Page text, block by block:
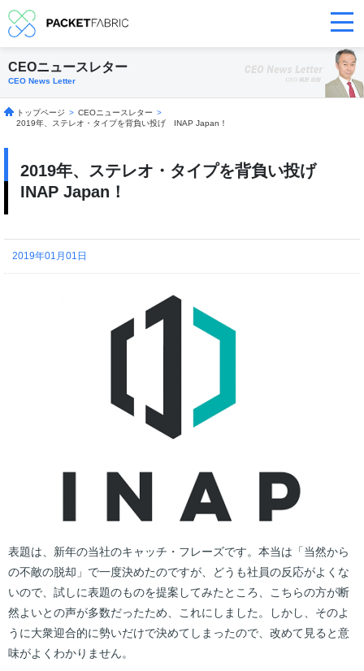
CEOニュースレター
CEO News Letter
トップページ > CEOニュースレター >
2019年、ステレオ・タイプを背負い投げ INAP Japan！
2019年、ステレオ・タイプを背負い投げ
INAP Japan！
2019年01月01日
表題は、新年の当社のキャッチ・フレーズです。本当は「当然から
の不敵の脱却」で一度決めたのですが、どうも社員の反応がよくな
いので、試しに表題のものを提案してみたところ、こちらの方が断
然よいとの声が多数だったため、これにしました。しかし、そのよ
うに大衆迎合的に勢いだけで決めてしまったので、改めて見ると意
味がよくわかりません。